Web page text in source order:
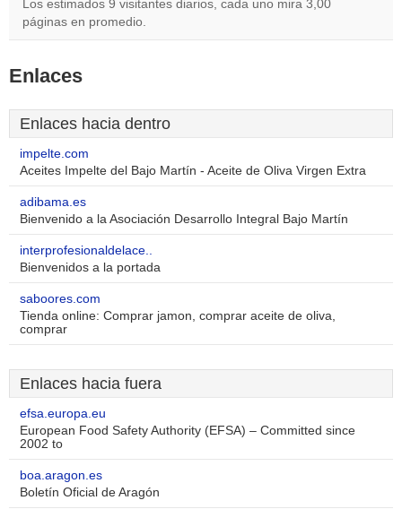
Los estimados 9 visitantes diarios, cada uno mira 3,00
páginas en promedio.
Enlaces
Enlaces hacia dentro
impelte.com
Aceites Impelte del Bajo Martín - Aceite de Oliva Virgen Extra
adibama.es
Bienvenido a la Asociación Desarrollo Integral Bajo Martín
interprofesionaldelace..
Bienvenidos a la portada
saboores.com
Tienda online: Comprar jamon, comprar aceite de oliva,
comprar
Enlaces hacia fuera
efsa.europa.eu
European Food Safety Authority (EFSA) – Committed since
2002 to
boa.aragon.es
Boletín Oficial de Aragón